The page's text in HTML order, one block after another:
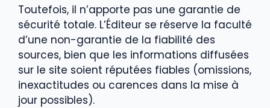
Toutefois, il n’apporte pas une garantie de
sécurité totale. L’Éditeur se réserve la faculté
d’une non-garantie de la fiabilité des
sources, bien que les informations diffusées
sur le site soient réputées fiables (omissions,
inexactitudes ou carences dans la mise à
jour possibles).